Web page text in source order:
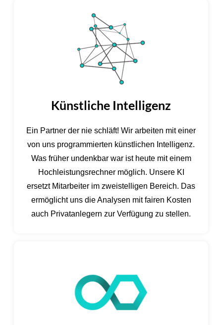
Künstliche Intelligenz
Ein Partner der nie schläft! Wir arbeiten mit einer
von uns programmierten künstlichen Intelligenz.
Was früher undenkbar war ist heute mit einem
Hochleistungsrechner möglich. Unsere KI
ersetzt Mitarbeiter im zweistelligen Bereich. Das
ermöglicht uns die Analysen mit fairen Kosten
auch Privatanlegern zur Verfügung zu stellen.